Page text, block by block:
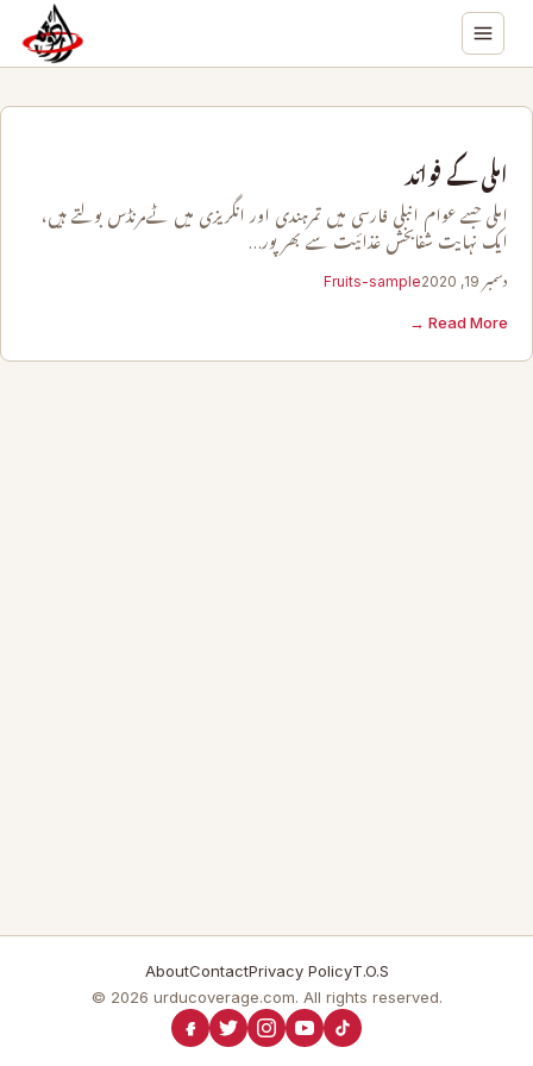
املی کے فوائد
املی جسے عوام انبلی فارسی میں تمرہندی اور انگریزی میں ٹےمرنڈس بولتے ہیں،
ایک نہایت شفابخش غذائیت سے بھر پور…
دسمبر 19, 2020 Fruits-sample
Read More →
AboutContactPrivacy PolicyT.O.S
© 2026 urducoverage.com. All rights reserved.